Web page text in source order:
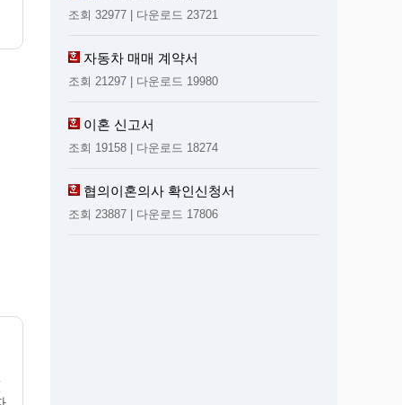
조회 32977 | 다운로드 23721
자동차 매매 계약서
조회 21297 | 다운로드 19980
이혼 신고서
조회 19158 | 다운로드 18274
협의이혼의사 확인신청서
조회 23887 | 다운로드 17806